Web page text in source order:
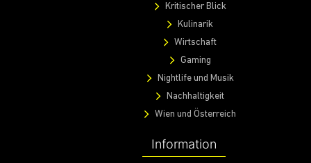
Kritischer Blick
Kulinarik
Wirtschaft
Gaming
Nightlife und Musik
Nachhaltigkeit
Wien und Österreich
Information